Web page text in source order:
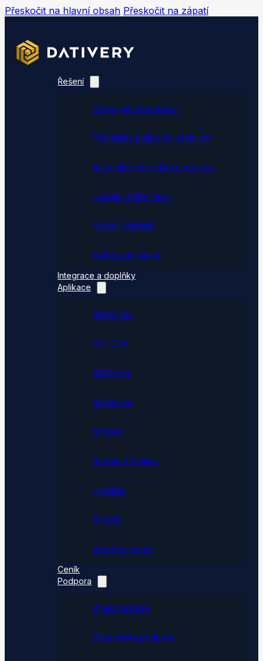
Přeskočit na hlavní obsah Přeskočit na zápatí
Řešení
Propojujeme e-shopy
Přenášíme platby do účetnictví
Automatizujeme data a procesy
Doplňky ABRA Flexi
Mobilní skladník
Vytěžování faktur
Integrace a doplňky
Aplikace
ABRA Flexi
POHODA
ABRA Gen
Money S3
Shoptet
Shoptet Premium
Upgates
Shopify
WooCommerce
Ceník
Podpora
Znalostní báze
Zákaznická podpora